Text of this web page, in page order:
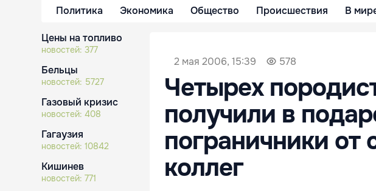
Политика Экономика Общество Происшествия В
Цены на топливо
новостей: 377
Бельцы
новостей: 5727
Газовый кризис
новостей: 408
Гагаузия
новостей: 10842
Кишинев
новостей: 771
2 мая 2006, 15:39 578
Четырех
получили в
пограничники от
коллег